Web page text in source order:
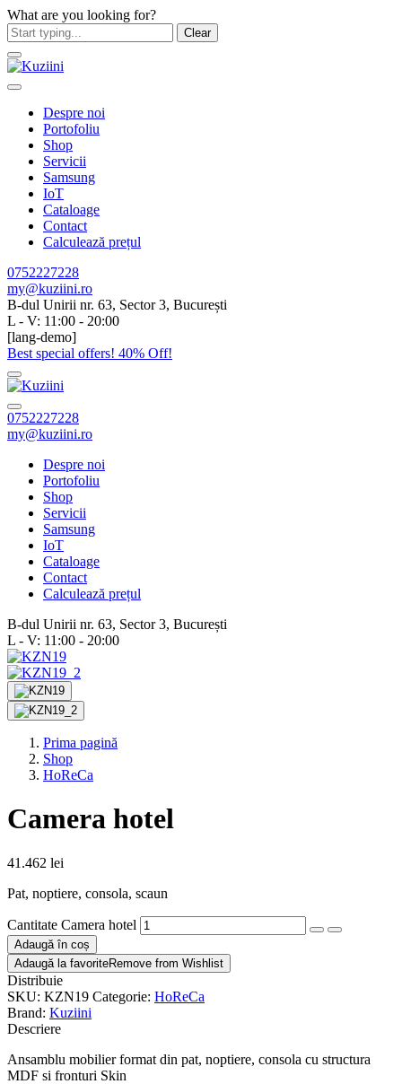
What are you looking for?
Clear
Despre noi
Portofoliu
Shop
Servicii
Samsung
IoT
Cataloage
Contact
Calculează prețul
0752227228
my@kuziini.ro
B-dul Unirii nr. 63, Sector 3, București
L - V: 11:00 - 20:00
[lang-demo]
Best special offers! 40% Off!
0752227228
my@kuziini.ro
Despre noi
Portofoliu
Shop
Servicii
Samsung
IoT
Cataloage
Contact
Calculează prețul
B-dul Unirii nr. 63, Sector 3, București
L - V: 11:00 - 20:00
Prima pagină
Shop
HoReCa
Camera hotel
41.462 lei
Pat, noptiere, consola, scaun
Cantitate Camera hotel
Adaugă în coș
Adaugă la favoriteRemove from Wishlist
Distribuie
SKU: KZN19 Categorie: HoReCa
Brand: Kuziini
Descriere
Ansamblu mobilier format din pat, noptiere, consola cu structura
MDF si fronturi Skin